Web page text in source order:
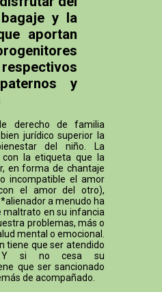
y la
aportan
y
derecho de familia
jurídico superior la
del niño. La
con la etiqueta que la
en forma de chantaje
incompatible el amor
el amor del otro),
a menudo ha
maltrato en su infancia
problemas, más o
mental o emocional.
tiene que ser atendido
Y si no cesa su
que ser sancionado
de acompañado.